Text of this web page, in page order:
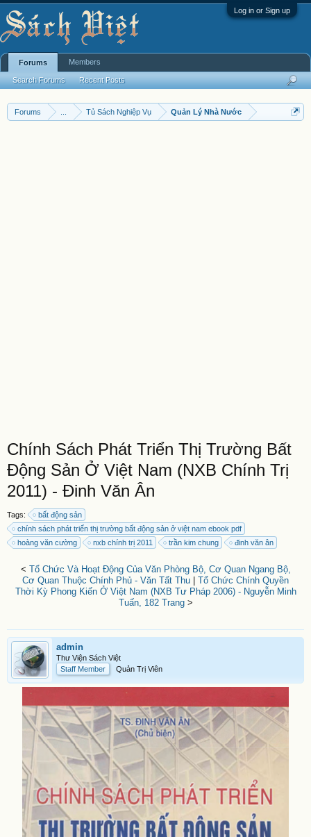
Log in or Sign up
Forums Tủ Sách Nghiệp Vụ Quản Lý Nhà Nước
Chính Sách Phát Triển Thị Trường Bất
Động Sản Ở Việt Nam (NXB Chính Trị
2011) - Đinh Văn Ân
Tags:
bất động sản
chính sách phát triển thị trường bất động sản ở việt nam ebook pdf
hoàng văn cường
nxb chính trị 2011 trần kim chung đinh văn ân
< Tổ Chức Và Hoạt Động Của Văn Phòng Bộ, Cơ Quan Ngang Bộ,
Cơ Quan Thuộc Chính Phủ - Văn Tất Thu
Tổ Chức Chính Quyền
Thời Kỳ Phong Kiến Ở Việt Nam (NXB Tư Pháp 2006) - Nguyễn Minh
Tuấn, 182 Trang>
admin
Thư Viện Sách Việt
Staff Member
Quản Trị Viên
Forums
Search Forums Recent Posts
Members